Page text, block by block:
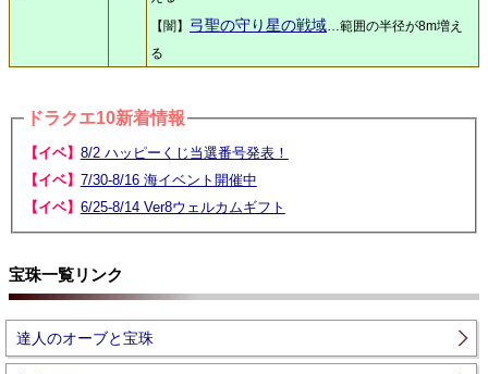
【闇】 弓聖の守り星の戦域…範囲の半径が8m増え
る
ドラクエ10新着情報
【イベ】 8/2 ハッピーくじ当選番号発表！
【イベ】 7/30-8/16 海イベント開催中
【イベ】 6/25-8/14 Ver8ウェルカムギフト
宝珠一覧リンク
達人のオーブと宝珠